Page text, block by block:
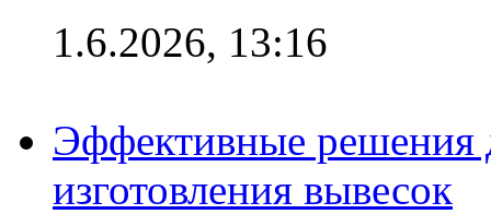
1.6.2026, 13:16
Эффективные решения
изготовления вывесок